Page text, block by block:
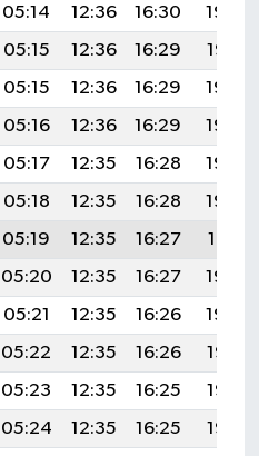
05:14 12:36 16:30
19:48
05:15 12:36 16:29
19:47
05:15 12:36 16:29
19:46
05:16 12:36 16:29
19:45
05:17 12:35 16:28
19:44
05:18 12:35 16:28
19:42
05:19 12:35 16:27
19:41
05:20 12:35 16:27
19:40
05:21 12:35 16:26
19:39
05:22 12:35 16:26
19:37
05:23 12:35 16:25
19:36
05:24 12:35 16:25
19:35